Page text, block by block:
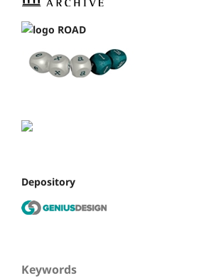
Depository
Keywords